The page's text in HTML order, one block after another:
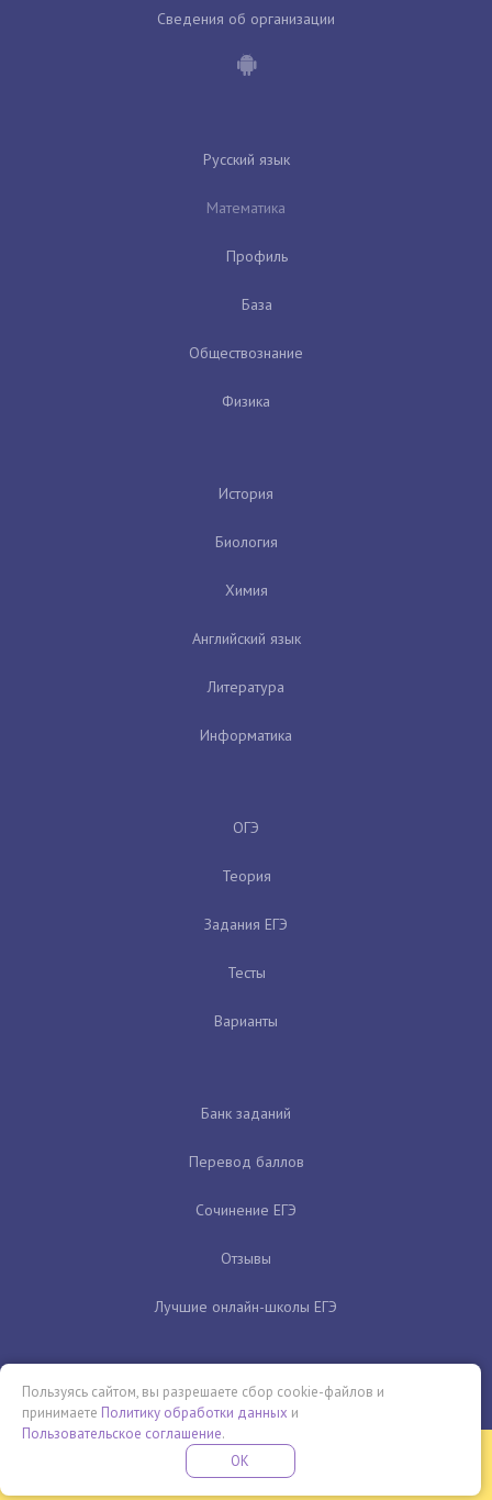
Сведения об организации
Русский язык
Математика
Профиль
База
Обществознание
Физика
История
Биология
Химия
Английский язык
Литература
Информатика
ОГЭ
Теория
Задания ЕГЭ
Тесты
Варианты
Банк заданий
Перевод баллов
Сочинение ЕГЭ
Отзывы
Лучшие онлайн-школы ЕГЭ
Бесплатная летняя школа
ПРОВЕДИ ЭТО ЛЕТО С ПОЛЬЗОЙ
Пользуясь сайтом, вы разрешаете сбор cookie-файлов и
принимаете Политику обработки данных и
Пользовательское соглашение.
OK